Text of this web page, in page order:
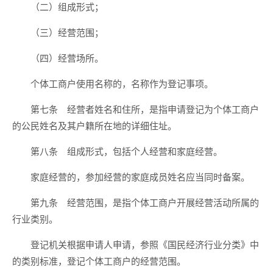
（二）组成形式；
（三）经营范围；
（四）经营场所。
个体工商户使用名称的，名称作为登记事项。
第七条 经营者姓名和住所，是指申请登记为个体工商户
的公民姓名及其户籍所在地的详细住址。
第八条 组成形式，包括个人经营和家庭经营。
家庭经营的，参加经营的家庭成员姓名应当同时备案。
第九条 经营范围，是指个体工商户开展经营活动所属的
行业类别。
登记机关根据申请人申请，参照《国民经济行业分类》中
的类别标准，登记个体工商户的经营范围。